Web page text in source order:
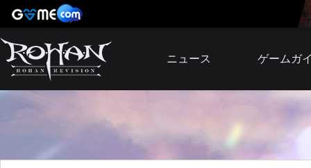
ニュース
アップデート
ゲームガ